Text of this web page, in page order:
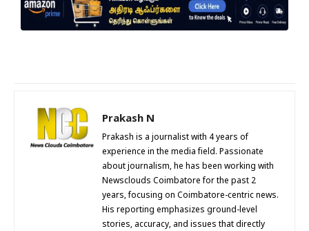
Prakash N
Prakash is a journalist with 4 years of
experience in the media field. Passionate
about journalism, he has been working with
Newsclouds Coimbatore for the past 2
years, focusing on Coimbatore-centric news.
His reporting emphasizes ground-level
stories, accuracy, and issues that directly